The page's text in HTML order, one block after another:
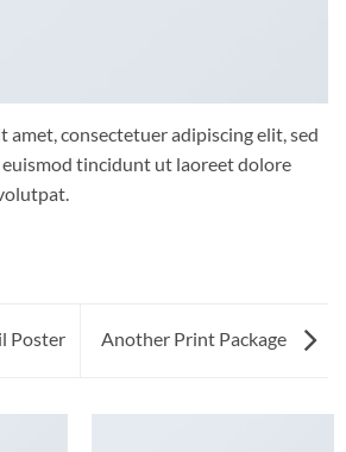
amet, consectetuer adipiscing elit, sed
tincidunt ut laoreet dolore
Poster Another Print Package